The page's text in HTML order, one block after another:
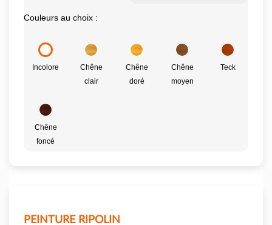
Couleurs au choix :
Incolore
Chêne
clair
Chêne
doré
Chêne
moyen
Teck
Chêne
foncé
PEINTURE RIPOLIN